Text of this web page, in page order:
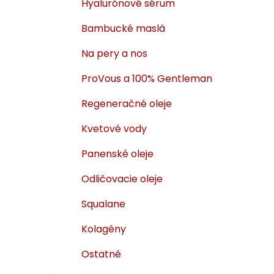
Hyalurónové sérum
Bambucké maslá
Na pery a nos
ProVous a 100% Gentleman
Regeneračné oleje
Kvetové vody
Panenské oleje
Odličovacie oleje
Squalane
Kolagény
Ostatné